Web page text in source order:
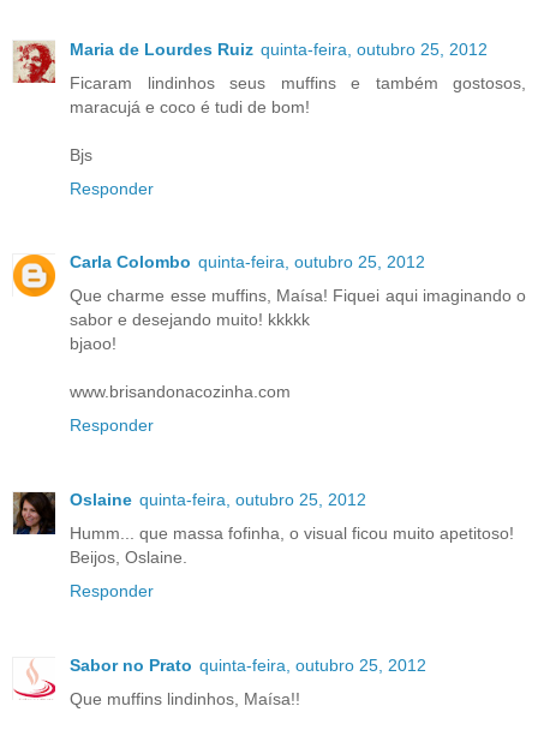
Maria de Lourdes Ruiz quinta-feira, outubro 25, 2012
Ficaram lindinhos seus muffins e também gostosos,
maracujá e coco é tudi de bom!
Bjs
Responder
Carla Colombo quinta-feira, outubro 25, 2012
Que charme esse muffins, Maísa! Fiquei aqui imaginando o
sabor e desejando muito! kkkkk
bjaoo!
www.brisandonacozinha.com
Responder
Oslaine quinta-feira, outubro 25, 2012
Humm... que massa fofinha, o visual ficou muito apetitoso!
Beijos, Oslaine.
Responder
Sabor no Prato quinta-feira, outubro 25, 2012
Que muffins lindinhos, Maísa!!